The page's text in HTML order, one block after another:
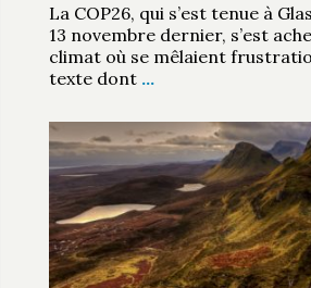
La COP26, qui s’est tenue à
13 novembre dernier, s’est
climat où se mêlaient
texte dont …